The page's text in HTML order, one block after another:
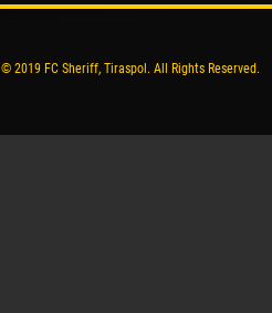
© 2019 FC Sheriff, Tiraspol. All Rights Reserved.